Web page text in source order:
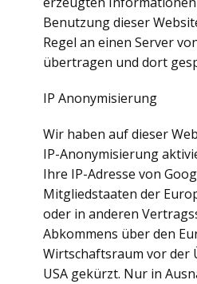
Benutzung dieser
Regel an einen Server
übertragen und dort
IP Anonymisierung
Wir haben auf dieser
IP-Anonymisierung
Ihre IP-Adresse von
Mitgliedstaaten der
oder in anderen
Abkommens über den
Wirtschaftsraum vor der
USA gekürzt. Nur in